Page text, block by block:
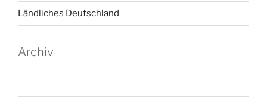
Ländliches Deutschland
Archiv